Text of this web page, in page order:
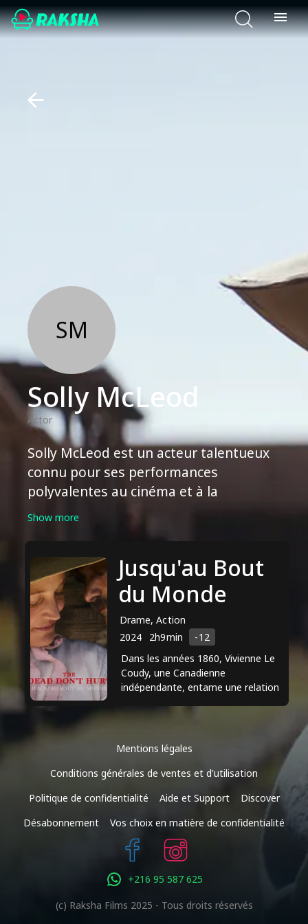
SM
Solly McLeod
Actor
Solly McLeod est un acteur talentueux
connu pour ses performances
polyvalentes au cinéma et à la
télévision. Il a joué dans des films tels
que "The Crossing", "A New Beginning"
d'acteur de M. McLeod lui ont valu les
éloges de la critique et des
nominations pour plusieurs prix
prestigieux. Grâce à sa présence
captivante à l'écran, il continue de
s'imposer comme une étoile montante
de l'industrie du divertissement.
Show more
Jusqu'au Bout
du Monde
Drame, Action
2024
2h9min
-12
Dans les années 1860, Vivienne Le
Coudy, une Canadienne
indépendante, entame une relation
danois.
Mentions légales
Conditions générales de ventes et d'utilisation
Politique de confidentialité
Aide et Support
Discover
Désabonnement
Vos choix en matière de confidentialité
+216 95 587 625
(c) Raksha Films 2025 - Tous droits réservés